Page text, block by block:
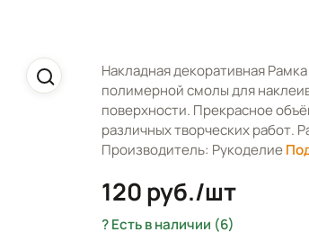
Накладная декоративная
полимерной смолы для
поверхности. Прекрасное
различных творческих работ.
Производитель: Рукоделие
120 руб./шт
Есть в наличии (6)